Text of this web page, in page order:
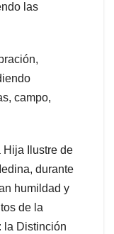
las
campo,
Hija Ilustre de
durante
humildad y
de la
la Distinción